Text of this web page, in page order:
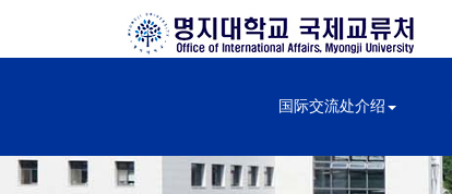
国际交流处介绍